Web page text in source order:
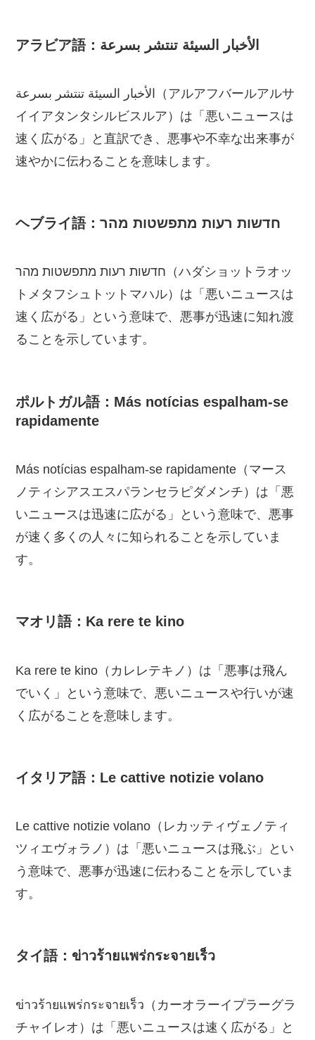
アラビア語：الأخبار السيئة تنتشر بسرعة
الأخبار السيئة تنتشر بسرعة（アルアフバールアルサ
イイアタンタシルビスルア）は「悪いニュースは
速く広がる」と直訳でき、悪事や不幸な出来事が
速やかに伝わることを意味します。
ヘブライ語：חדשות רעות מתפשטות מהר
חדשות רעות מתפשטות מהר（ハダショットラオッ
トメタフシュトットマハル）は「悪いニュースは
速く広がる」という意味で、悪事が迅速に知れ渡
ることを示しています。
ポルトガル語：Más notícias espalham-se
rapidamente
Más notícias espalham-se rapidamente（マース
ノティシアスエスパランセラピダメンチ）は「悪
いニュースは迅速に広がる」という意味で、悪事
が速く多くの人々に知られることを示していま
す。
マオリ語：Ka rere te kino
Ka rere te kino（カレレテキノ）は「悪事は飛ん
でいく」という意味で、悪いニュースや行いが速
く広がることを意味します。
イタリア語：Le cattive notizie volano
Le cattive notizie volano（レカッティヴェノティ
ツィエヴォラノ）は「悪いニュースは飛ぶ」とい
う意味で、悪事が迅速に伝わることを示していま
す。
タイ語：ข่าวร้ายแพร่กระจายเร็ว
ข่าวร้ายแพร่กระจายเร็ว（カーオラーイプラーグラ
チャイレオ）は「悪いニュースは速く広がる」と